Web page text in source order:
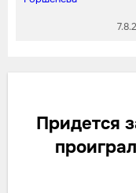
Придется